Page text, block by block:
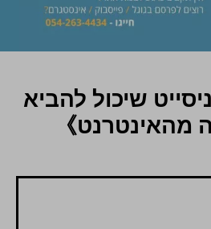
שיכול להביא
מהאינטרנט》